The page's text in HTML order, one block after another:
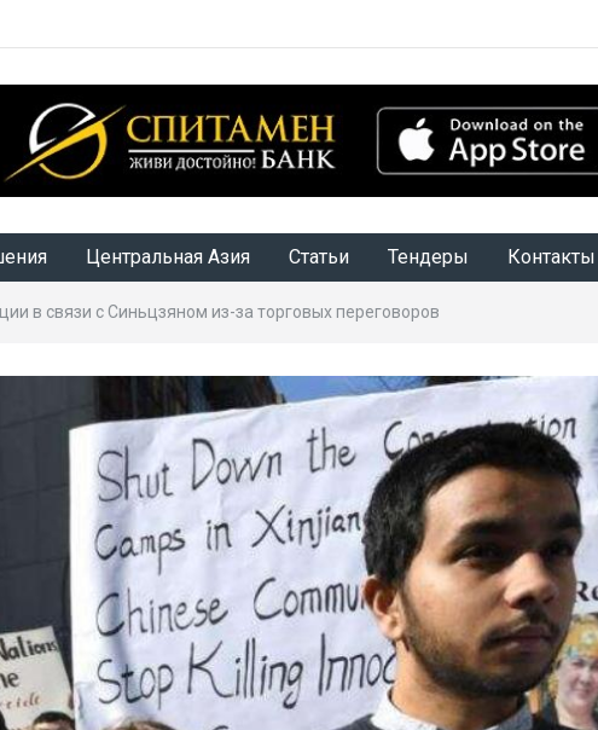
Центральная Азия Статьи Тендеры Контакты
в связи с Синьцзяном из-за торговых переговоров